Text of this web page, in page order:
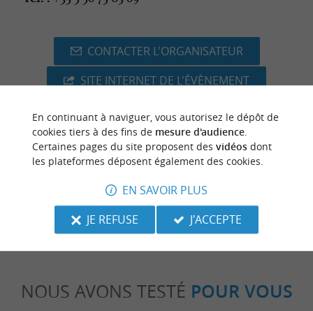
CONTACTER L'ORGANISATEUR
SITE INTERNET DE L'ÉVÈNEMENT
dernière mise à jour :09/06/2026 à 04:27:57
Sirtaqui- Crédit photo :Conception graphique
Nans Delptrou -CC BY-NC-ND 4.0
NOUS AVONS TESTÉ POUR VOUS
En continuant à naviguer, vous autorisez le dépôt de
cookies tiers à des fins de mesure d'audience.
Certaines pages du site proposent des vidéosdont
les plateformes déposent également des cookies.
EN SAVOIR PLUS
JE REFUSE
J'ACCEPTE